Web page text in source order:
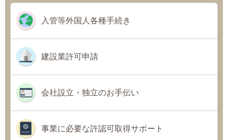
入管等外国人各種手続き
建設業許可申請
会社設立・独立のお手伝い
事業に必要な許認可取得サポート